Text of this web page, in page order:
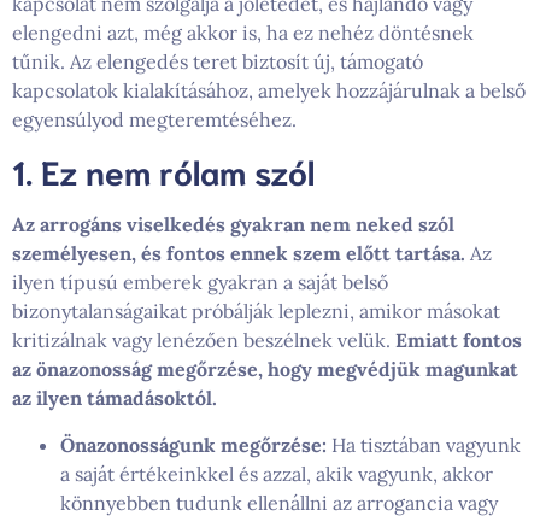
elengedni azt, még akkor is, ha ez nehéz döntésnek
tűnik. Az elengedés teret biztosít új, támogató
kapcsolatok kialakításához, amelyek hozzájárulnak a belső
egyensúlyod megteremtéséhez.
1. Ez nem rólam szól
Az arrogáns viselkedés gyakran nem neked szól
személyesen, és fontos ennek szem előtt tartása. Az
ilyen típusú emberek gyakran a saját belső
bizonytalanságaikat próbálják leplezni, amikor másokat
kritizálnak vagy lenézően beszélnek velük. Emiatt fontos
az önazonosság megőrzése, hogy megvédjük magunkat
az ilyen támadásoktól.
Önazonosságunk megőrzése: Ha tisztában vagyunk
a saját értékeinkkel és azzal, akik vagyunk, akkor
könnyebben tudunk ellenállni az arrogancia vagy